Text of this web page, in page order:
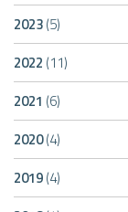
2023(5)
2022 (11)
2021 (6)
2020(4)
2019(4)